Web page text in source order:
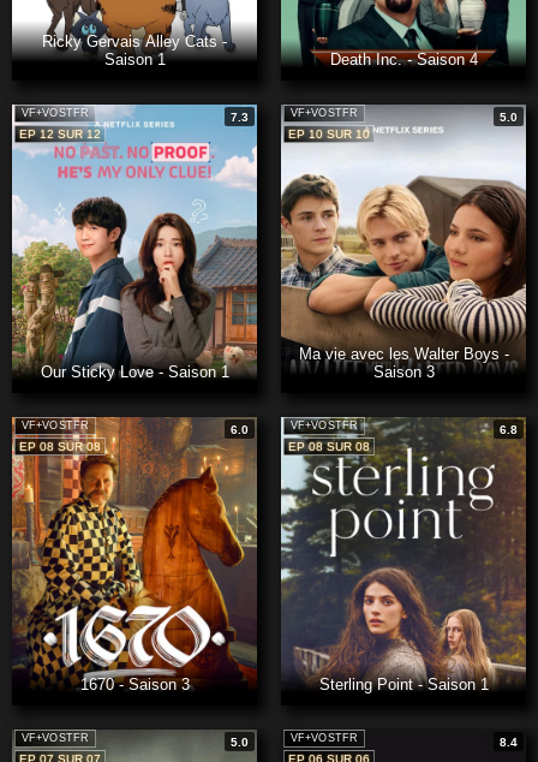
Ricky Gervais Alley Cats -
Saison 1
Death Inc. - Saison 4
VF+VOSTFR
7.3
EP 12 SUR 12
Our Sticky Love - Saison 1
VF+VOSTFR
5.0
EP 10 SUR 10
Ma vie avec les Walter Boys -
Saison 3
VF+VOSTFR
6.0
EP 08 SUR 08
1670 - Saison 3
VF+VOSTFR
6.8
EP 08 SUR 08
Sterling Point - Saison 1
VF+VOSTFR
5.0
EP 07 SUR 07
VF+VOSTFR
8.4
EP 06 SUR 06